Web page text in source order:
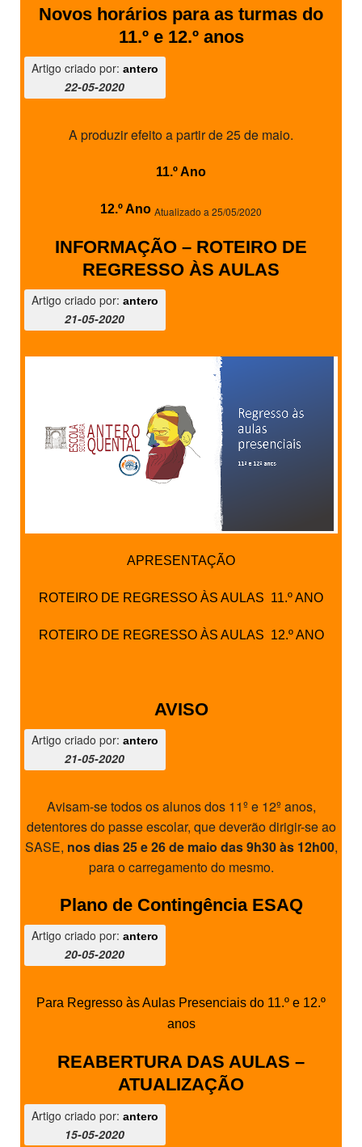
Novos horários para as turmas do
11.º e 12.º anos
Artigo criado por: antero
22-05-2020
A produzir efeito a partir de 25 de maio.
11.º Ano
12.º Ano Atualizado a 25/05/2020
INFORMAÇÃO – ROTEIRO DE
REGRESSO ÀS AULAS
Artigo criado por: antero
21-05-2020
APRESENTAÇÃO
ROTEIRO DE REGRESSO ÀS AULAS 11.º ANO
ROTEIRO DE REGRESSO ÀS AULAS 12.º ANO
AVISO
Artigo criado por: antero
21-05-2020
Avisam-se todos os alunos dos 11º e 12º anos,
detentores do passe escolar, que deverão dirigir-se ao
SASE, nos dias 25 e 26 de maio das 9h30 às 12h00,
para o carregamento do mesmo.
Plano de Contingência ESAQ
Artigo criado por: antero
20-05-2020
Para Regresso às Aulas Presenciais do 11.º e 12.º
anos
REABERTURA DAS AULAS –
ATUALIZAÇÃO
Artigo criado por: antero
15-05-2020